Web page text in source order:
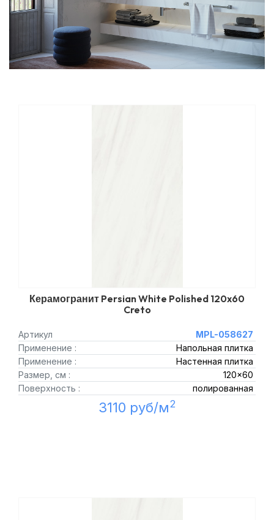
Керамогранит Persian White Polished 120x60
Creto
Артикул
MPL-058627
Применение :
Напольная плитка
Применение :
Настенная плитка
Размер, см :
120x60
Поверхность :
полированная
3110 руб/м2